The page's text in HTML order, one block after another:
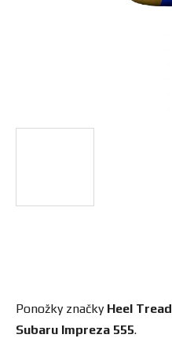
Ponožky značky Heel Tread
Subaru Impreza 555.